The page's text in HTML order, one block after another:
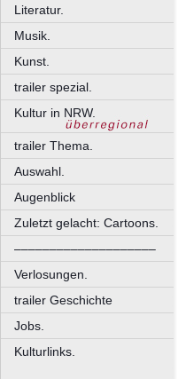
Literatur.
Musik.
Kunst.
trailer spezial.
Kultur in NRW.
trailer Thema.
Auswahl.
Augenblick
Zuletzt gelacht: Cartoons.
––––––––––––––––––––
Verlosungen.
trailer Geschichte
Jobs.
Kulturlinks.